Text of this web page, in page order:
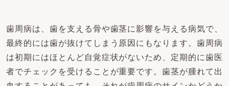
歯周病は、歯を支える骨や歯茎に影響を与える病気で、
最終的には歯が抜けてしまう原因にもなります。歯周病
は初期にはほとんど自覚症状がないため、定期的に歯医
者でチェックを受けることが重要です。歯茎が腫れて出